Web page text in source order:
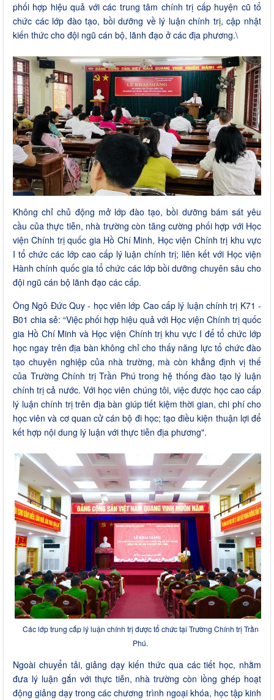
phối hợp hiệu quả với các trung tâm chính trị cấp huyện cũ tổ
chức các lớp đào tạo, bồi dưỡng về lý luận chính trị, cập nhật
kiến thức cho đội ngũ cán bộ, lãnh đạo ở các địa phương.\
Không chỉ chủ động mở lớp đào tạo, bồi dưỡng bám sát yêu
cầu của thực tiễn, nhà trường còn tăng cường phối hợp với Học
viện Chính trị quốc gia Hồ Chí Minh, Học viện Chính trị khu vực
I tổ chức các lớp cao cấp lý luận chính trị; liên kết với Học viện
Hành chính quốc gia tổ chức các lớp bồi dưỡng chuyên sâu cho
đội ngũ cán bộ lãnh đạo các cấp.
Ông Ngô Đức Quy - học viên lớp Cao cấp lý luận chính trị K71 -
B01 chia sẻ: “Việc phối hợp hiệu quả với Học viện Chính trị quốc
gia Hồ Chí Minh và Học viện Chính trị khu vực I để tổ chức lớp
học ngay trên địa bàn không chỉ cho thấy năng lực tổ chức đào
tạo chuyên nghiệp của nhà trường, mà còn khẳng định vị thế
của Trường Chính trị Trần Phú trong hệ thống đào tạo lý luận
chính trị cả nước. Với học viên chúng tôi, việc được học cao cấp
lý luận chính trị trên địa bàn giúp tiết kiệm thời gian, chi phí cho
học viên và cơ quan cử cán bộ đi học; tạo điều kiện thuận lợi để
kết hợp nội dung lý luận với thực tiễn địa phương".
Các lớp trung cấp lý luận chính trị được tổ chức tại Trường Chính trị Trần
Phú.
Ngoài chuyển tải, giảng dạy kiến thức qua các tiết học, nhằm
đưa lý luận gắn với thực tiễn, nhà trường còn lồng ghép hoạt
động giảng dạy trong các chương trình ngoại khóa, học tập kinh